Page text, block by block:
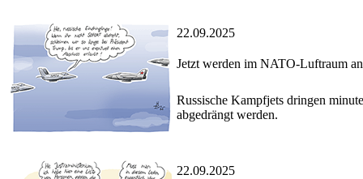
22.09.2025
Jetzt werden im NATO-Luftraum
Russische Kampfjets dringen
abgedrängt werden.
22.09.2025